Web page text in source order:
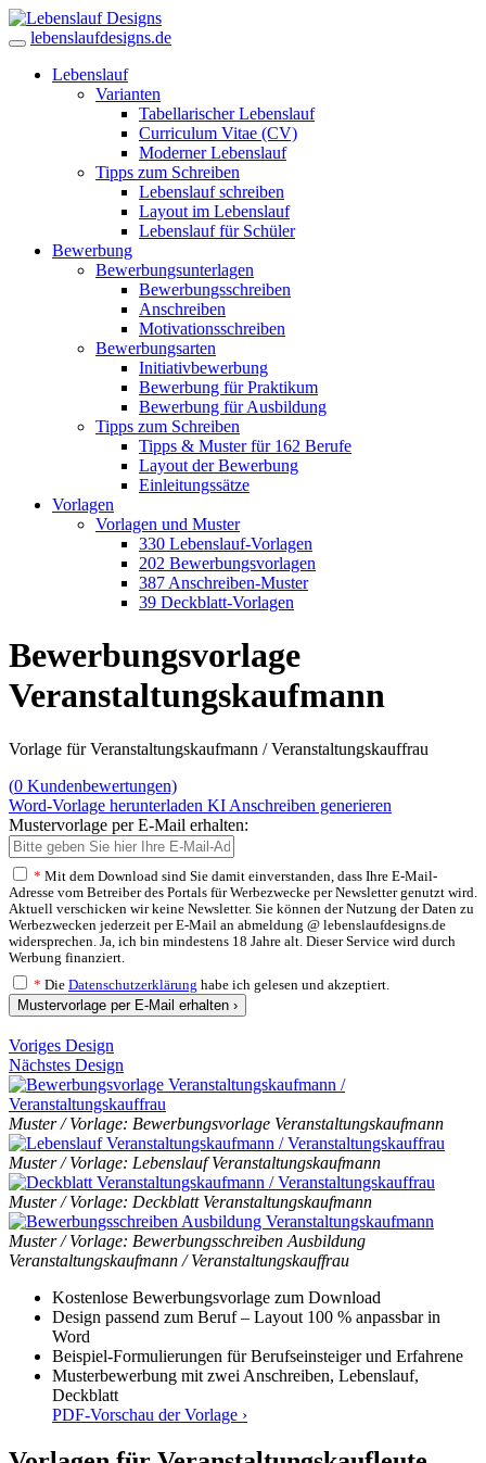
lebenslaufdesigns.de
Lebenslauf
Varianten
Tabellarischer Lebenslauf
Curriculum Vitae (CV)
Moderner Lebenslauf
Tipps zum Schreiben
Lebenslauf schreiben
Layout im Lebenslauf
Lebenslauf für Schüler
Bewerbung
Bewerbungsunterlagen
Bewerbungsschreiben
Anschreiben
Motivationsschreiben
Bewerbungsarten
Initiativbewerbung
Bewerbung für Praktikum
Bewerbung für Ausbildung
Tipps zum Schreiben
Tipps & Muster für 162 Berufe
Layout der Bewerbung
Einleitungssätze
Vorlagen
Vorlagen und Muster
330 Lebenslauf-Vorlagen
202 Bewerbungsvorlagen
387 Anschreiben-Muster
39 Deckblatt-Vorlagen
Bewerbungsvorlage
Veranstaltungskaufmann
Vorlage für Veranstaltungskaufmann / Veranstaltungskauffrau
(0 Kundenbewertungen)
Word-Vorlage herunterladen KI Anschreiben generieren
Mustervorlage per E-Mail erhalten:
* Mit dem Download sind Sie damit einverstanden, dass Ihre E-Mail-
Adresse vom Betreiber des Portals für Werbezwecke per Newsletter genutzt wird.
Aktuell verschicken wir keine Newsletter. Sie können der Nutzung der Daten zu
Werbezwecken jederzeit per E-Mail an abmeldung @ lebenslaufdesigns.de
widersprechen. Ja, ich bin mindestens 18 Jahre alt. Dieser Service wird durch
Werbung finanziert.
* Die Datenschutzerklärung habe ich gelesen und akzeptiert.
Mustervorlage per E-Mail erhalten ›
Voriges Design
Nächstes Design
Muster / Vorlage: Bewerbungsvorlage Veranstaltungskaufmann
Muster / Vorlage: Lebenslauf Veranstaltungskaufmann
Muster / Vorlage: Deckblatt Veranstaltungskaufmann
Muster / Vorlage: Bewerbungsschreiben Ausbildung
Veranstaltungskaufmann / Veranstaltungskauffrau
Kostenlose Bewerbungsvorlage zum Download
Design passend zum Beruf – Layout 100 % anpassbar in
Word
Beispiel-Formulierungen für Berufseinsteiger und Erfahrene
Musterbewerbung mit zwei Anschreiben, Lebenslauf,
Deckblatt
PDF-Vorschau der Vorlage ›